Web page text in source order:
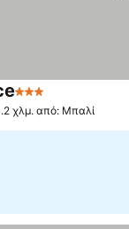
3 Αστέρια
χλμ. από: Μπαλί